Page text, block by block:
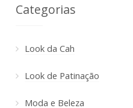
Categorias
Look da Cah
Look de Patinação
Moda e Beleza